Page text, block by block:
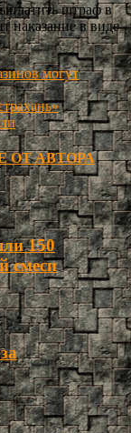
штраф в
наказание в виде
могут
ОТ АВТОРА
150
смеси